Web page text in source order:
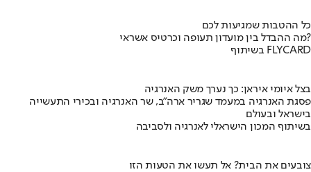
כל ההטבות שמגיעות לכם
מה ההבדל בין מועדון תעופה וכרטיס אשראי?
בשיתוף FLYCARD
בצל איומי איראן: כך נערך משק האנרגיה
פסגת האנרגיה במעמד שגריר ארה"ב, שר האנרגיה ובכירי התעשייה
בישראל ובעולם
בשיתוף המכון הישראלי לאנרגיה ולסביבה
צובעים את הבית? אל תעשו את הטעות הזו